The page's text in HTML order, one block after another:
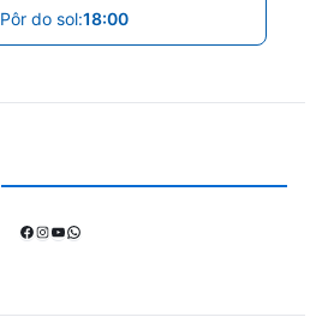
Pôr do sol:18:00
Facebook
Instagram
Youtube
WhatsApp